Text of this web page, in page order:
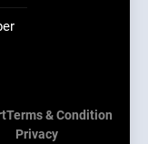
Terms & Condition
Privacy